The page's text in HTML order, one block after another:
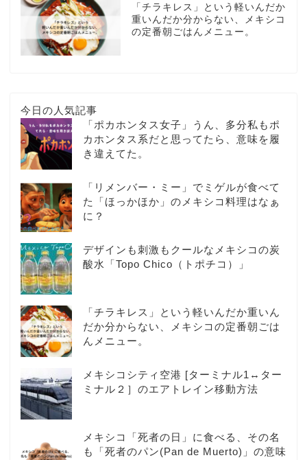
「チラキレス」という軽いんだか
重いんだか分からない、メキシコ
の定番朝ごはんメニュー。
今日の人気記事
「ポカホンタス女子」うん、多分私もポ
カホンタス系だと思ってたら、意味を履
き違えてた。
「リメンバー・ミー」でミゲルが食べて
た「ほっかほか」のメキシコ料理はなぁ
に？
デザインも刺激もクールなメキシコの炭
酸水「Topo Chico（トポチコ）」
「チラキレス」という軽いんだか重いん
だか分からない、メキシコの定番朝ごは
んメニュー。
メキシコシティ空港 [ターミナル1↔ター
ミナル２］のエアトレイン移動方法
メキシコ「死者の日」に食べる、その名
も「死者のパン(Pan de Muerto)」の意味